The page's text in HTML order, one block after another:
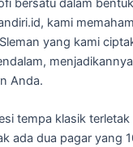
bersatu dalam
kami
yang kami
Anda.
tempa klasik
ada dua pagar yang